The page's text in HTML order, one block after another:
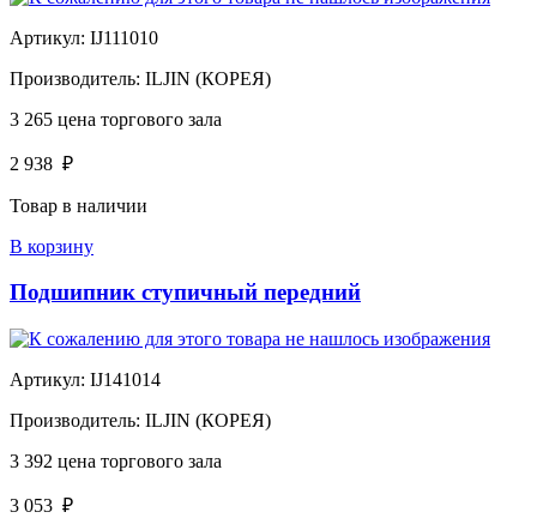
Артикул: IJ111010
Производитель: ILJIN (КОРЕЯ)
3 265 цена торгового зала
2 938 ₽
Товар в наличии
В корзину
Подшипник ступичный передний
Артикул: IJ141014
Производитель: ILJIN (КОРЕЯ)
3 392 цена торгового зала
3 053 ₽